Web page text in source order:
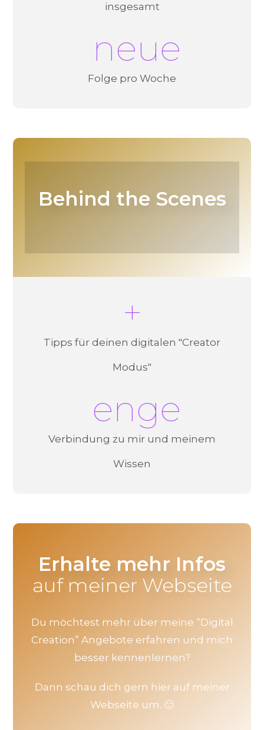
insgesamt
neue
Folge pro Woche
Behind the Scenes
+
Tipps für deinen digitalen "Creator
Modus"
enge
Verbindung zu mir und meinem
Wissen
Erhalte mehr Infos
auf meiner Webseite
Du möchtest mehr über meine “Digital
Creation” Angebote erfahren und mich
besser kennenlernen?
Dann schau dich gern hier auf meiner
Webseite um. 🙂